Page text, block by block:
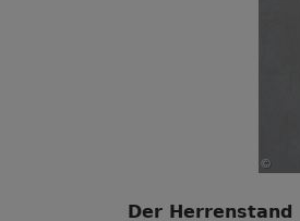
Der Herrenstand